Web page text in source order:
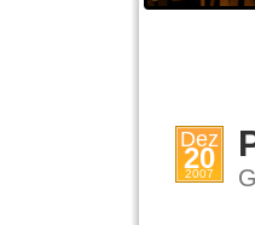
Dez
20
2007